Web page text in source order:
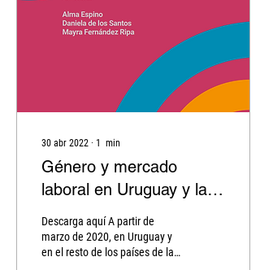
30 abr 2022 ∙ 1 min
Género y mercado
laboral en Uruguay y la
región: secuelas de la
pandemia
Descarga aquí A partir de
marzo de 2020, en Uruguay y
en el resto de los países de la